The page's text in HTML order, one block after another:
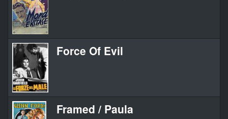
Force Of Evil
Framed / Paula